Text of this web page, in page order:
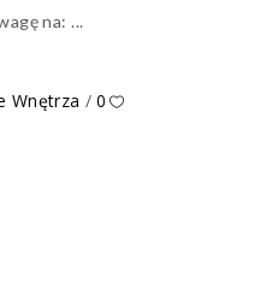
na:
Wnętrza
0